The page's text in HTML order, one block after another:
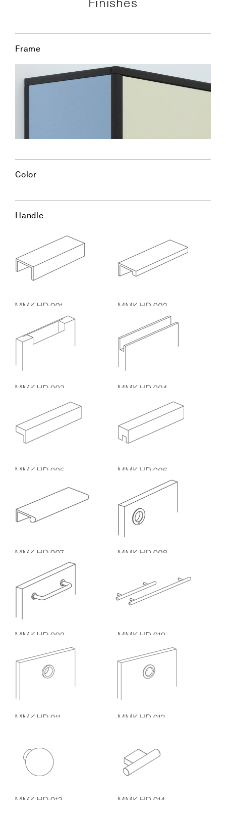
Finishes
Frame
Color
Handle